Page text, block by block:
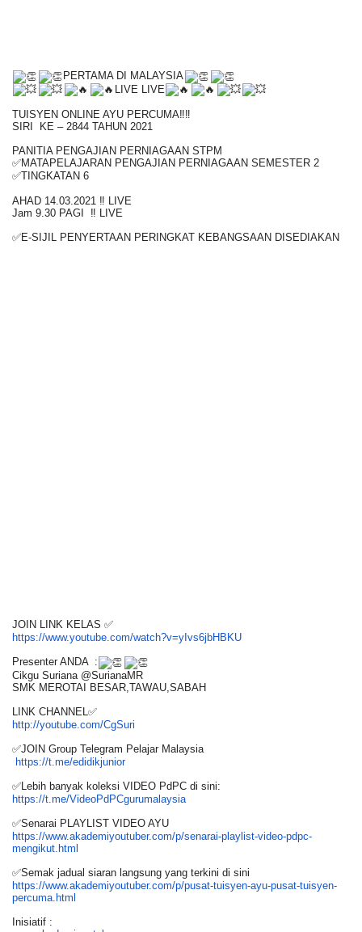
PERTAMA DI MALAYSIA
LIVE LIVE
TUISYEN ONLINE AYU PERCUMA‼️‼️
SIRI KE – 2844 TAHUN 2021
PANITIA PENGAJIAN PERNIAGAAN STPM
✅MATAPELAJARAN PENGAJIAN PERNIAGAAN SEMESTER 2
✅TINGKATAN 6
AHAD 14.03.2021 ‼️ LIVE
Jam 9.30 PAGI ‼️ LIVE
✅E-SIJIL PENYERTAAN PERINGKAT KEBANGSAAN DISEDIAKAN
JOIN LINK KELAS ✅
https://www.youtube.com/watch?v=yIvs6jbHBKU
Presenter ANDA :
Cikgu Suriana @SurianaMR
SMK MEROTAI BESAR,TAWAU,SABAH
LINK CHANNEL✅
http://youtube.com/CgSuri
✅JOIN Group Telegram Pelajar Malaysia
https://t.me/edidikjunior
✅Lebih banyak koleksi VIDEO PdPC di sini:
https://t.me/VideoPdPCgurumalaysia
✅Senarai PLAYLIST VIDEO AYU
https://www.akademiyoutuber.com/p/senarai-playlist-video-pdpc-
mengikut.html
✅Semak jadual siaran langsung yang terkini di sini
https://www.akademiyoutuber.com/p/pusat-tuisyen-ayu-pusat-tuisyen-
percuma.html
Inisiatif :